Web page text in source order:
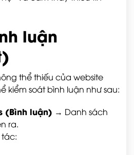
luận
thể thiếu của website
kiểm soát bình luận như sau:
(Bình luận) → Danh sách
ra.